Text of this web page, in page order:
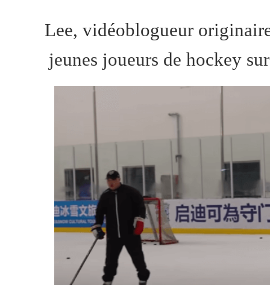
Lee, vidéoblogueur
jeunes joueurs de hockey